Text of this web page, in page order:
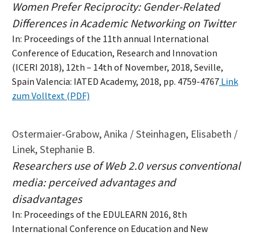
Women Prefer Reciprocity: Gender-Related
Differences in Academic Networking on Twitter
In: Proceedings of the 11th annual International
Conference of Education, Research and Innovation
(ICERI 2018), 12th – 14th of November, 2018, Seville,
Spain Valencia: IATED Academy, 2018, pp. 4759-4767 Link
zum Volltext (PDF)
Ostermaier-Grabow, Anika / Steinhagen, Elisabeth /
Linek, Stephanie B.
Researchers use of Web 2.0 versus conventional
media: perceived advantages and
disadvantages
In: Proceedings of the EDULEARN 2016, 8th
International Conference on Education and New